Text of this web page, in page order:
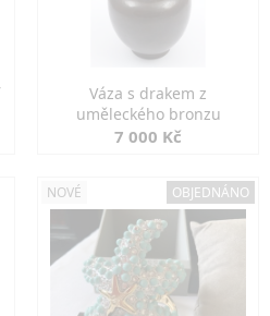
Váza s drakem z
uměleckého bronzu
7 000 Kč
NOVÉ OBJEDNÁNO